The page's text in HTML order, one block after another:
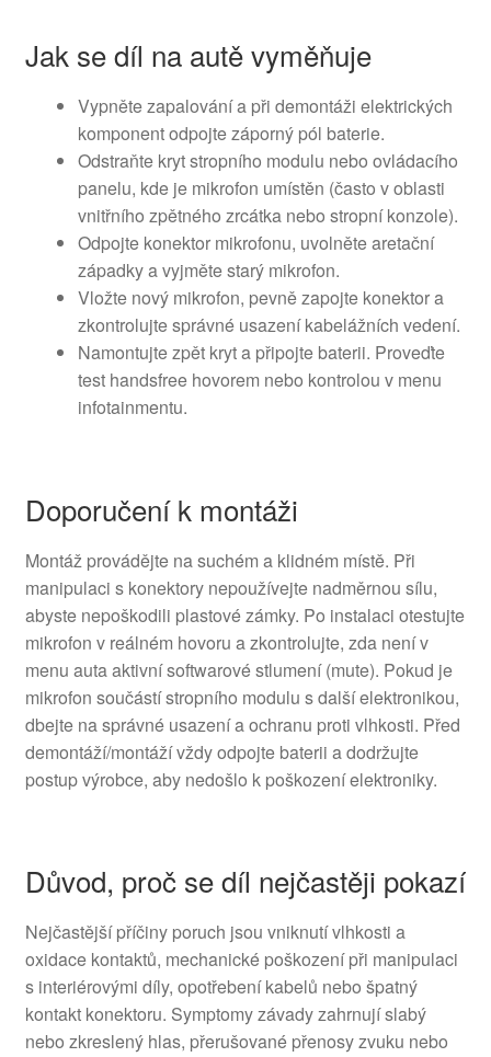
Jak se díl na autě vyměňuje
Vypněte zapalování a při demontáži elektrických
komponent odpojte záporný pól baterie.
Odstraňte kryt stropního modulu nebo ovládacího
panelu, kde je mikrofon umístěn (často v oblasti
vnitřního zpětného zrcátka nebo stropní konzole).
Odpojte konektor mikrofonu, uvolněte aretační
západky a vyjměte starý mikrofon.
Vložte nový mikrofon, pevně zapojte konektor a
zkontrolujte správné usazení kabelážních vedení.
Namontujte zpět kryt a připojte baterii. Proveďte
test handsfree hovorem nebo kontrolou v menu
infotainmentu.
Doporučení k montáži
Montáž provádějte na suchém a klidném místě. Při
manipulaci s konektory nepoužívejte nadměrnou sílu,
abyste nepoškodili plastové zámky. Po instalaci otestujte
mikrofon v reálném hovoru a zkontrolujte, zda není v
menu auta aktivní softwarové stlumení (mute). Pokud je
mikrofon součástí stropního modulu s další elektronikou,
dbejte na správné usazení a ochranu proti vlhkosti. Před
demontáží/montáží vždy odpojte baterii a dodržujte
postup výrobce, aby nedošlo k poškození elektroniky.
Důvod, proč se díl nejčastěji pokazí
Nejčastější příčiny poruch jsou vniknutí vlhkosti a
oxidace kontaktů, mechanické poškození při manipulaci
s interiérovými díly, opotřebení kabelů nebo špatný
kontakt konektoru. Symptomy závady zahrnují slabý
nebo zkreslený hlas, přerušované přenosy zvuku nebo